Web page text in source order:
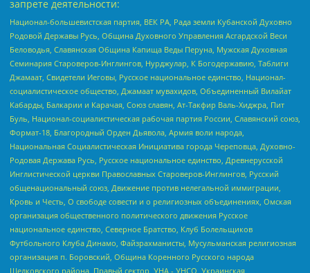
запрете деятельности:
Национал-большевистская партия, ВЕК РА, Рада земли Кубанской Духовно
Родовой Державы Русь, Община Духовного Управления Асгардской Веси
Беловодья, Славянская Община Капища Веды Перуна, Мужская Духовная
Семинария Староверов-Инглингов, Нурджулар, К Богодержавию, Таблиги
Джамаат, Свидетели Иеговы, Русское национальное единство, Национал-
социалистическое общество, Джамаат мувахидов, Объединенный Вилайат
Кабарды, Балкарии и Карачая, Союз славян, Ат-Такфир Валь-Хиджра, Пит
Буль, Национал-социалистическая рабочая партия России, Славянский союз,
Формат-18, Благородный Орден Дьявола, Армия воли народа,
Национальная Социалистическая Инициатива города Череповца, Духовно-
Родовая Держава Русь, Русское национальное единство, Древнерусской
Инглистической церкви Православных Староверов-Инглингов, Русский
общенациональный союз, Движение против нелегальной иммиграции,
Кровь и Честь, О свободе совести и о религиозных объединениях, Омская
организация общественного политического движения Русское
национальное единство, Северное Братство, Клуб Болельщиков
Футбольного Клуба Динамо, Файзрахманисты, Мусульманская религиозная
организация п. Боровский, Община Коренного Русского народа
Щелковского района, Правый сектор, УНА - УНСО, Украинская